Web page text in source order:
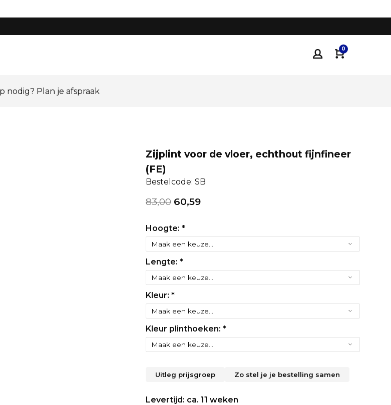
0
nodig? Plan je afspraak
Zijplint voor de vloer, echthout fijnfineer
(FE)
Bestelcode: SB
83,00 60,59
Hoogte: *
Lengte: *
Kleur: *
Kleur plinthoeken: *
Uitleg prijsgroep Zo stel je je bestelling samen
Levertijd: ca. 11 weken